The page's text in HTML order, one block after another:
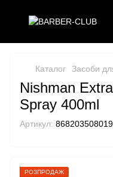
Каталог Засоби
Nishman
Spray 400ml
Артикул:
РОЗПРОДАЖ